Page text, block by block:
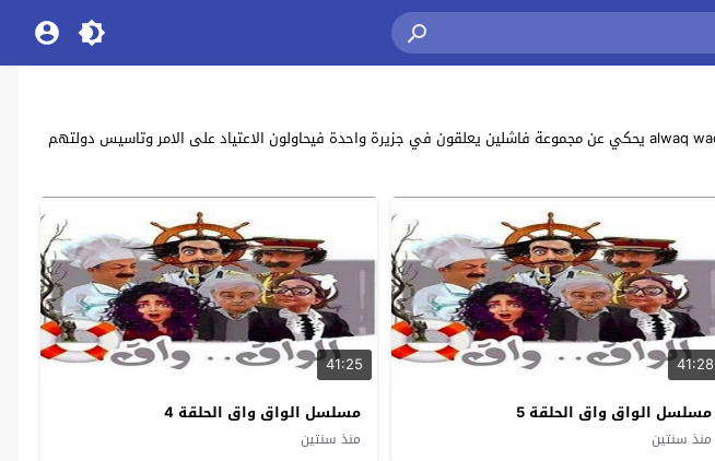
مشاهدة وتحميل جميع حلقات مسلسل الكوميديا السوري “الواق واق” بطولة: باسم ياخور , مرام علي , شكران مرتجى alwaq waq يحكي عن مجموعة فاشلين يعلقون في جزيرة واحدة فيحاولون الاعتياد على الامر وتاسيس دولتهم
41:28
مسلسل الواق واق الحلقة 5
منذ سنتين
41:25
مسلسل الواق واق الحلقة 4
منذ سنتين